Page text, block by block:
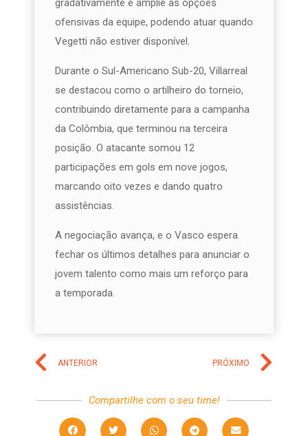
gradativamente e amplie as opções
ofensivas da equipe, podendo atuar quando
Vegetti não estiver disponível.
Durante o Sul-Americano Sub-20, Villarreal
se destacou como o artilheiro do torneio,
contribuindo diretamente para a campanha
da Colômbia, que terminou na terceira
posição. O atacante somou 12
participações em gols em nove jogos,
marcando oito vezes e dando quatro
assistências.
A negociação avança, e o Vasco espera
fechar os últimos detalhes para anunciar o
jovem talento como mais um reforço para
a temporada.
ANTERIOR PRÓXIMO
Compartilhe com o seu time!